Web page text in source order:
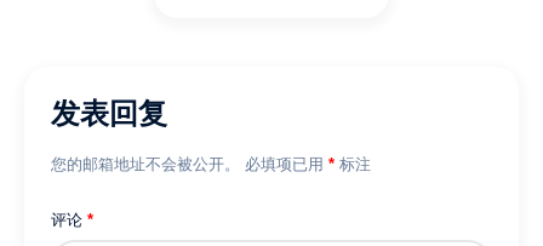
发表回复
您的邮箱地址不会被公开。 必填项已用 * 标注
评论 *